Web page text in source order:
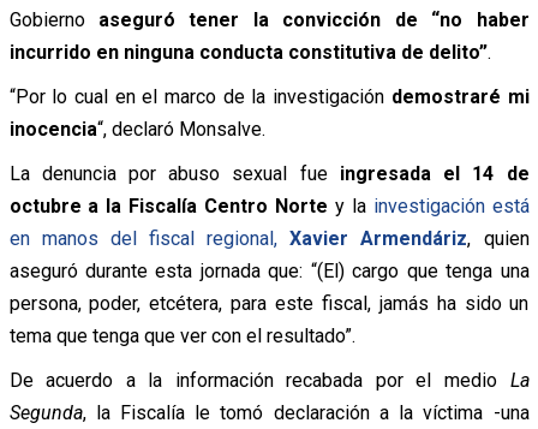
Gobierno aseguró tener la convicción de “no haber
incurrido en ninguna conducta constitutiva de delito”.
“Por lo cual en el marco de la investigación demostraré mi
inocencia“, declaró Monsalve.
La denuncia por abuso sexual fue ingresada el 14 de
octubre a la Fiscalía Centro Norte y la investigación está
en manos del fiscal regional,Xavier Armendáriz, quien
aseguró durante esta jornada que: “(El) cargo que tenga una
persona, poder, etcétera, para este fiscal, jamás ha sido un
tema que tenga que ver con el resultado”.
De acuerdo a la información recabada por el medio La
Segunda, la Fiscalía le tomó declaración a la víctima -una